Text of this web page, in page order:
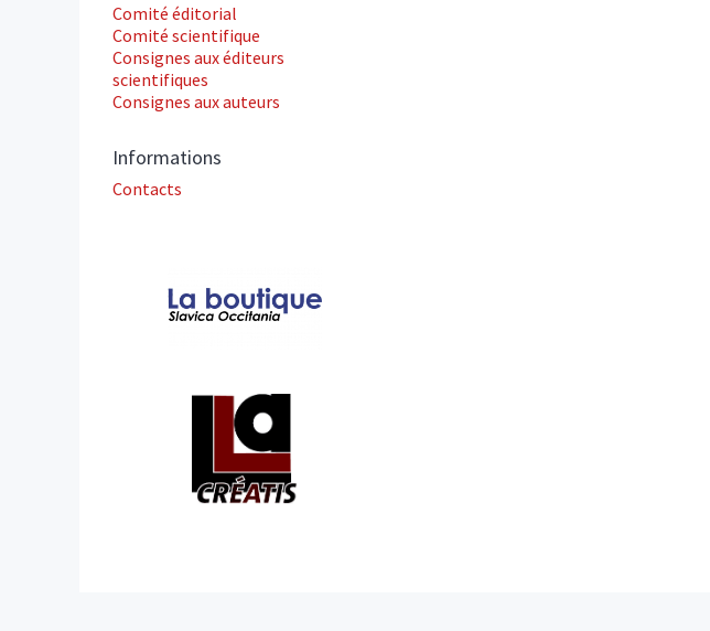
Comité éditorial
Comité scientifique
Consignes aux éditeurs
scientifiques
Consignes aux auteurs
Informations
Contacts